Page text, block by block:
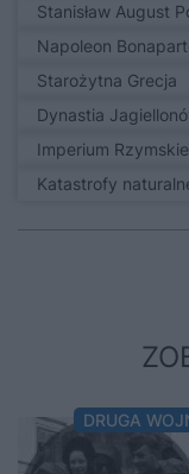
Stanisław August
Napoleon
Starożytna Grecja
Dynastia
Imperium Rzymskie
Katastrofy
DRUGA